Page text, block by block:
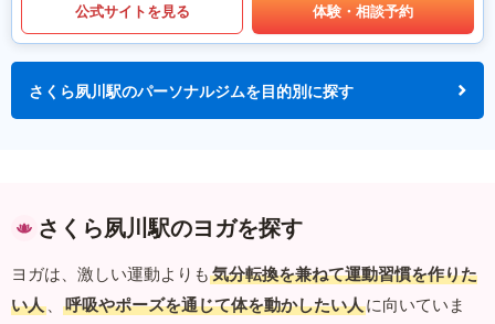
公式サイトを見る 体験・相談予約
さくら夙川駅のパーソナルジムを目的別に探す
さくら夙川駅のヨガを探す
ヨガは、激しい運動よりも 気分転換を兼ねて運動習慣を作りた
い人 、 呼吸やポーズを通じて体を動かしたい人に向いていま